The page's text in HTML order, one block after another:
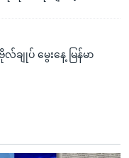
လ်ချုပ် မွေးနေ့ မြန်မာ